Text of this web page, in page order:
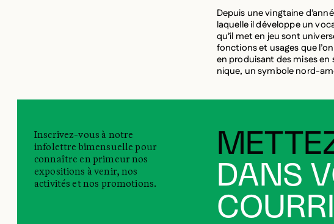
Depuis une vingtaine
laquelle il développe un
qu’il met en jeu sont
fonctions et usages que
en produisant des mises
nique, un symbole nord-
DANS
Inscrivez-vous à notre
infolettre bimensuelle pour
connaître en primeur nos
expositions à venir, nos
activités et nos promotions.